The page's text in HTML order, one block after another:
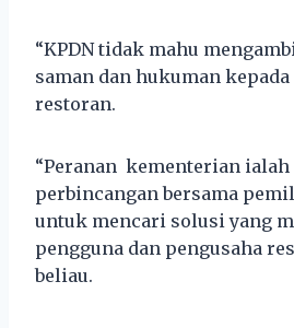
“KPDN tidak mahu
saman dan hukuman kepada
restoran.
“Peranan kementerian ialah
perbincangan bersama
untuk mencari solusi yang
pengguna dan pengusaha
beliau.